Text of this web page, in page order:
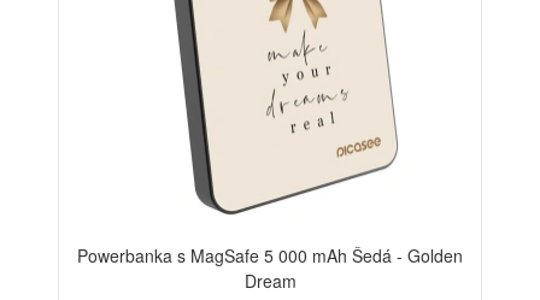
Powerbanka s MagSafe 5 000 mAh Šedá - Golden
Dream